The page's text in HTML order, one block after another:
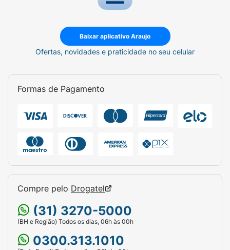
Baixar aplicativo Araujo
Ofertas, novidades e praticidade no seu celular
Formas de Pagamento
Compre pelo Drogatel
(31) 3270-5000
(BH e Região) Todos os dias, 06h às 00h
0300.313.1010